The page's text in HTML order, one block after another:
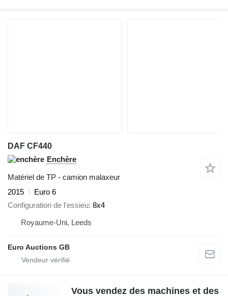
DAF CF440
Enchère
Matériel de TP - camion malaxeur
2015
Euro 6
Configuration de l'essieu 8x4
Royaume-Uni, Leeds
Euro Auctions GB
Vous vendez des machines et des